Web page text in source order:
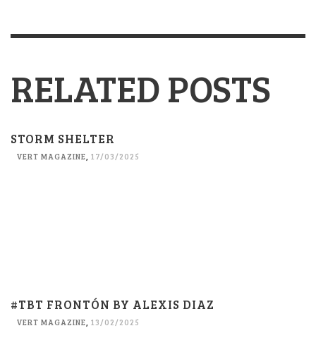
RELATED POSTS
STORM SHELTER
VERT MAGAZINE, 17/03/2025
#TBT FRONTÓN BY ALEXIS DIAZ
VERT MAGAZINE 13/02/2025